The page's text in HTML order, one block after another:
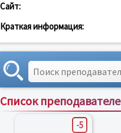
Сайт:
Краткая информация:
Список
-5